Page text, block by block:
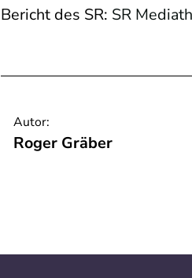
Bericht des SR: SR
Autor:
Roger Gräber